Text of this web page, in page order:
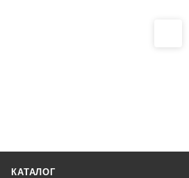
КАТАЛОГ